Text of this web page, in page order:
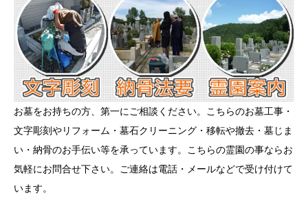
お墓をお持ちの方、第一にご相談ください。こちらのお墓工事・
文字彫刻やリフォーム・墓石クリーニング・移転や撤去・墓じま
い・納骨のお手伝い等を承っています。こちらの霊園の事ならお
気軽にお問合せ下さい。ご連絡は電話・メールなどで受け付けて
います。